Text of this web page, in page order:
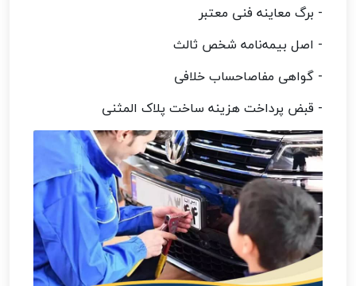
- برگ معاینه فنی معتبر
- اصل بیمه‌نامه شخص ثالث
- گواهی مفاصاحساب خلافی
- قبض پرداخت هزینه ساخت پلاک المثنی